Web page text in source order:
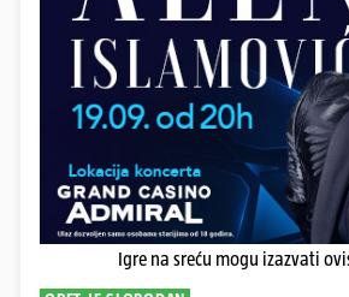
Igre na sreću mogu izazvati